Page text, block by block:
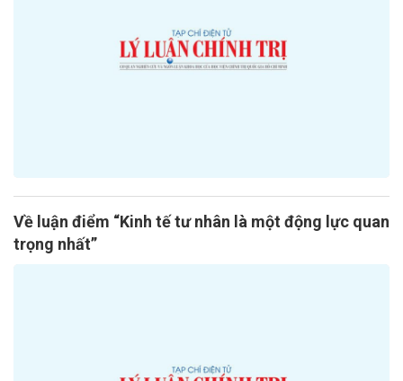
Về luận điểm “Kinh tế tư nhân là một động lực quan
trọng nhất”